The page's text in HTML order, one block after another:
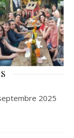
2025